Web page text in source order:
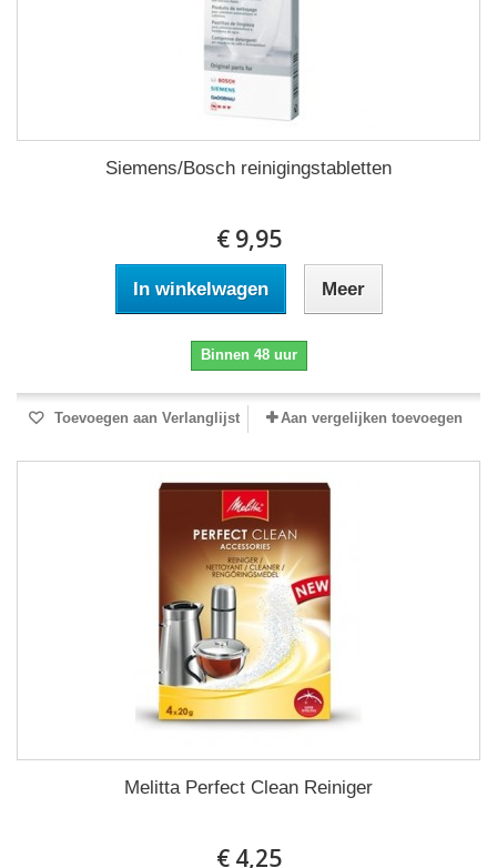
Siemens/Bosch reinigingstabletten
€ 9,95
In winkelwagen Meer
Binnen 48 uur
Toevoegen aan Verlanglijst Aan vergelijken toevoegen
Melitta Perfect Clean Reiniger
€ 4,25